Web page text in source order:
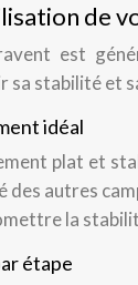
de
est
sa stabilité et
idéal
plat et
des autres
la
étape